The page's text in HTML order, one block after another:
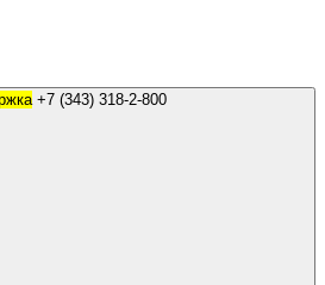
+7 (343) 318-2-800